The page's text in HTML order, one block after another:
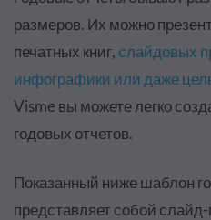
размеров. Их можно
печатных книг, слайдовых
инфографики или даже
Visme вы можете легко
годовых отчетов.
Показанный ниже шаблон
представляет собой